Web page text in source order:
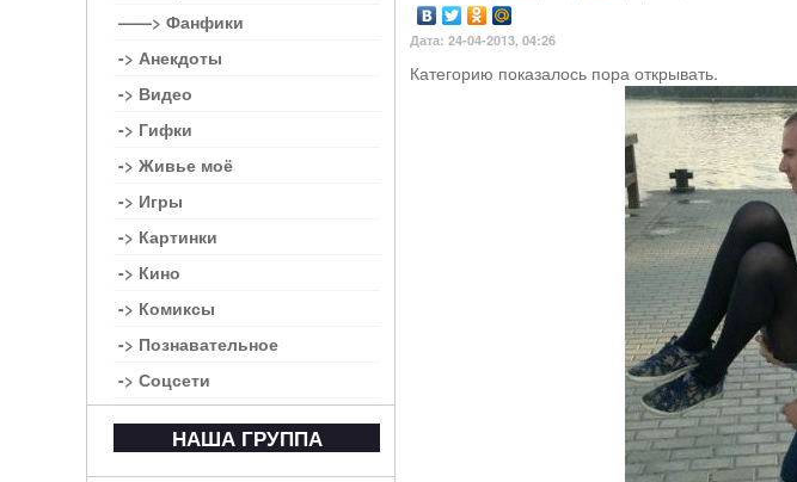
Дата: 24-04-2013, 04:26
Категорию показалось пора открывать.
——> Фанфики
-> Анекдоты
-> Видео
-> Гифки
-> Живье моё
-> Игры
-> Картинки
-> Кино
-> Комиксы
-> Познавательное
-> Соцсети
НАША ГРУППА